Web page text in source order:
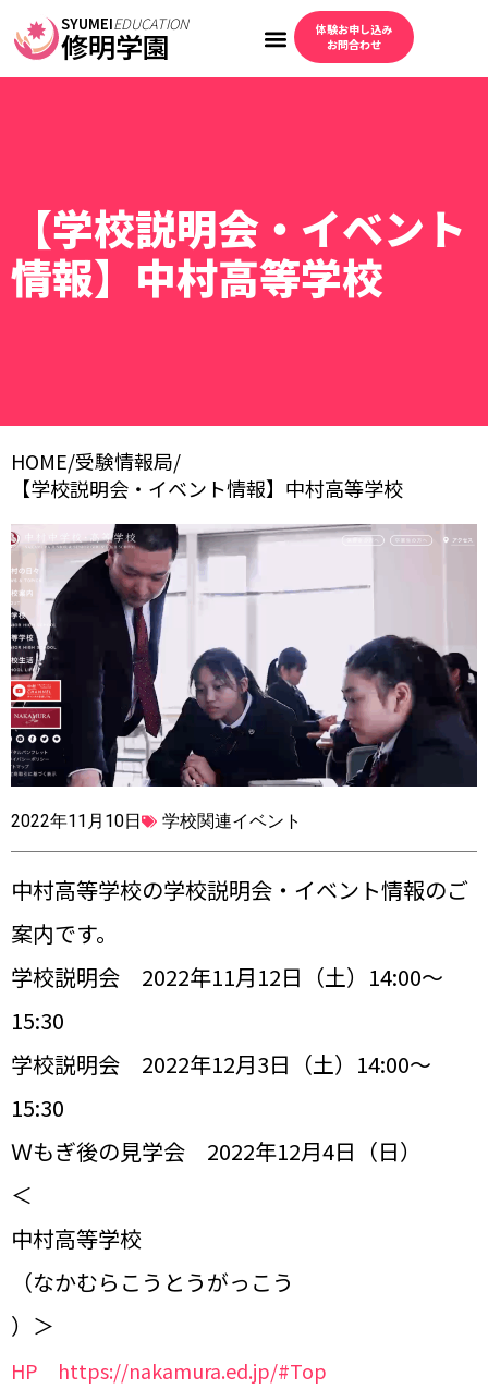
SYUMEIEDUCATION
修明学園
体験お申し込み
お問合わせ
【学校説明会・イベント
情報】中村高等学校
HOME/受験情報局/
【学校説明会・イベント情報】中村高等学校
2022年11月10日 学校関連イベント
中村高等学校の学校説明会・イベント情報のご
案内です。
学校説明会 2022年11月12日（土）14:00～
15:30
学校説明会 2022年12月3日（土）14:00～
15:30
Ｗもぎ後の見学会 2022年12月4日（日）
＜
中村高等学校
（なかむらこうとうがっこう
）＞
HP https://nakamura.ed.jp/#Top